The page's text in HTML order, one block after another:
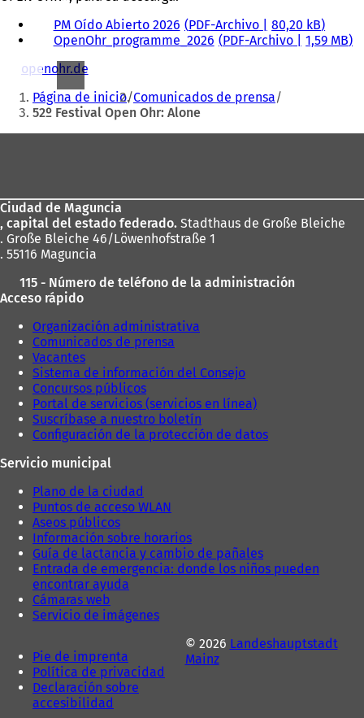
PM Oído Abierto 2026
PDF-Archivo
80,20 kB
OpenOhr_programme_2026
PDF-Archivo
1,59 MB
openohr.de
e
a
b
u
n
a
n
e
p
e
t
a
ñ
a
)
Estás
aquí:
Página de inicio Comunicados de prensa
52º Festival Open Ohr: Alone
pies
Ciudad de Maguncia
, capital del estado federado. Stadthaus de Große Bleiche
. Große Bleiche 46/Löwenhofstraße 1
. 55116 Maguncia
115 - Número de teléfono de la administración
Acceso rápido
Organización administrativa
Comunicados de prensa
Vacantes
Sistema de información del Consejo
Concursos públicos
Portal de servicios (servicios en línea)
Suscríbase a nuestro boletín
Configuración de la protección de datos
Servicio municipal
Plano de la ciudad
Puntos de acceso WLAN
Aseos públicos
Información sobre horarios
Guía de lactancia y cambio de pañales
Entrada de emergencia: donde los niños pueden
encontrar ayuda
Cámaras web
Servicio de imágenes
Pie de imprenta
Política de privacidad
Declaración sobre
accesibilidad
© 2026 Landeshauptstadt
Mainz